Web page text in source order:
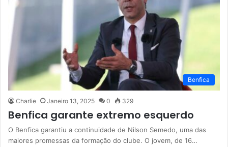
Benfica
Charlie Janeiro 13, 2025 0 329
Benfica garante extremo esquerdo
O Benfica garantiu a continuidade de Nilson Semedo, uma das
maiores promessas da formação do clube. O jovem, de 16…